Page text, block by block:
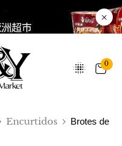
0
Encurtidos
Brotes de